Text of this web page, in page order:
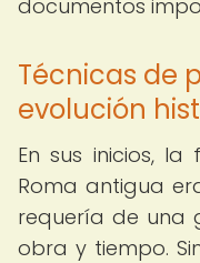
documentos
Técnicas de
evolución
En sus inicios,
Roma antigua
requería de una
obra y tiempo.